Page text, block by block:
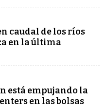
caudal de los ríos
en la última
está empujando la
en las bolsas